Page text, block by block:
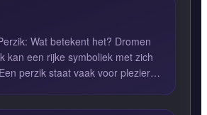
Wat betekent het? Dromen
kan een rijke symboliek met zich
perzik staat vaak voor plezier